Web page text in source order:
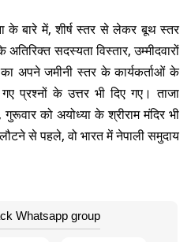
के बारे में, शीर्ष स्तर से लेकर बूथ स्तर
सदस्यता विस्तार, उम्मीदवारों
अपने जमीनी स्तर के कार्यकर्ताओं के
प्रश्नों के उत्तर भी दिए गए। ताजा
को अयोध्या के श्रीराम मंदिर भी
से पहले, वो भारत में नेपाली समुदाय
Whatsapp group